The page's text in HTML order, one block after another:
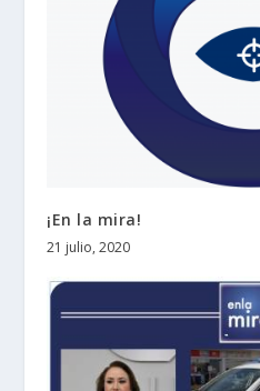
¡En la mira!
21 julio, 2020